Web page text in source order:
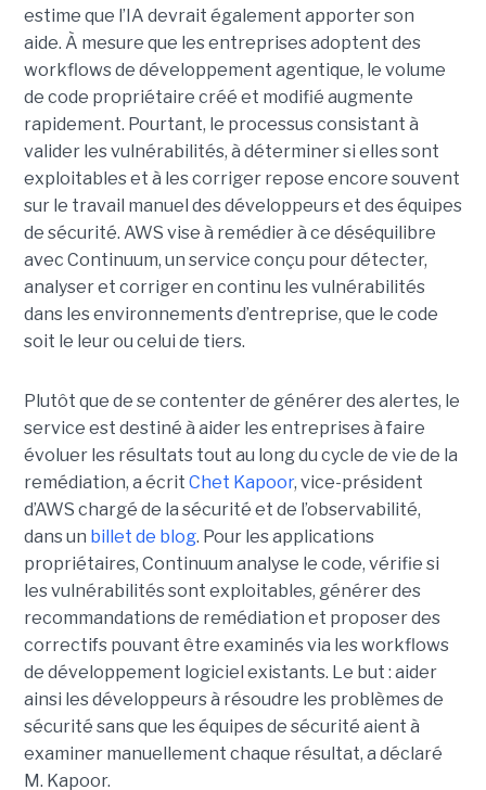
estime que l’IA devrait également apporter son
aide. À mesure que les entreprises adoptent des
workflows de développement agentique, le volume
de code propriétaire créé et modifié augmente
rapidement. Pourtant, le processus consistant à
valider les vulnérabilités, à déterminer si elles sont
exploitables et à les corriger repose encore souvent
sur le travail manuel des développeurs et des équipes
de sécurité. AWS vise à remédier à ce déséquilibre
avec Continuum, un service conçu pour détecter,
analyser et corriger en continu les vulnérabilités
dans les environnements d’entreprise, que le code
soit le leur ou celui de tiers.
Plutôt que de se contenter de générer des alertes, le
service est destiné à aider les entreprises à faire
évoluer les résultats tout au long du cycle de vie de la
remédiation, a écrit Chet Kapoor, vice-président
d’AWS chargé de la sécurité et de l’observabilité,
dans un billet de blog. Pour les applications
propriétaires, Continuum analyse le code, vérifie si
les vulnérabilités sont exploitables, générer des
recommandations de remédiation et proposer des
correctifs pouvant être examinés via les workflows
de développement logiciel existants. Le but : aider
ainsi les développeurs à résoudre les problèmes de
sécurité sans que les équipes de sécurité aient à
examiner manuellement chaque résultat, a déclaré
M. Kapoor.